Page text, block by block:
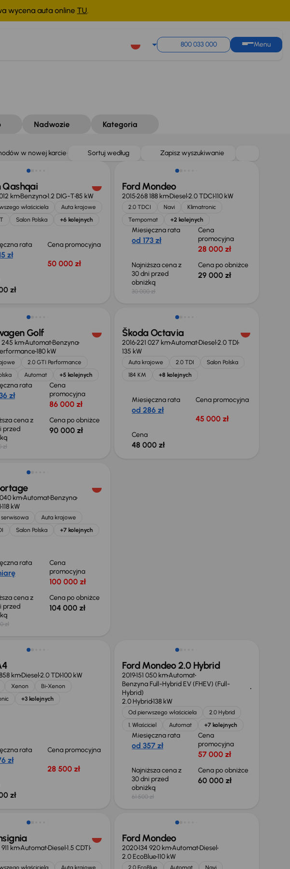
wycena auta online TU.
800 033 000 Menu
Nadwozie Kategoria
w nowej karcie Sortuj według Zapisz wyszukiwanie
Qashqai
kmBenzyna1.2 DIG-T85 kW
właściciela
Auta krajowe
Salon Polska +6 kolejnych
rata
zł
Cena promocyjna
50 000 zł
zł
Taniej o 1 000 zł
Ford Mondeo
2015268 188 kmDiesel2.0 TDCI110 kW
2.0 TDCI Navi
Klimatronic
Tempomat
+2 kolejnych
Miesięczna rata
od 173 zł
Cena
promocyjna
28 000 zł
Najniższa cena z
30 dni przed
obniżką
30 000 zł
Cena po obniżce
29 000 zł
o 2 000 zł
Golf
245 kmAutomatBenzyna
180 kW
2.0 GTI Performance
Automat +5 kolejnych
rata
zł
Cena
promocyjna
86 000 zł
cena z
przed
zł
Cena po obniżce
90 000 zł
Škoda Octavia
2016221 027 kmAutomatDiesel2.0 TDI
135 kW
Auta krajowe 2.0 TDI
Salon Polska
184 KM
+8 kolejnych
Miesięczna rata
od 286 zł
Cena promocyjna
45 000 zł
Cena
48 000 zł
1 000 zł
kmAutomatBenzyna
118 kW
serwisowa
Auta krajowe
Salon Polska +7 kolejnych
rata
Cena
promocyjna
100 000 zł
cena z
przed
zł
Cena po obniżce
104 000 zł
kmDiesel2.0 TDI100 kW
Xenon
Bi-Xenon
+3 kolejnych
rata
zł
Cena promocyjna
28 500 zł
zł
Ford Mondeo 2.0 Hybrid
2019151 050 kmAutomat
Benzyna Full-Hybrid EV (FHEV) (Full-
Hybrid)
2.0 Hybrid138 kW
Od pierwszego właściciela
2.0 Hybrid
1. Właściciel
Automat +7 kolejnych
Miesięczna rata
od 357 zł
Cena
promocyjna
57 000 zł
Najniższa cena z
30 dni przed
obniżką
61 500 zł
Cena po obniżce
60 000 zł
odliczenia VAT
kmAutomatDiesel1.5 CDTI
właściciela
Auta krajowe
Taniej o 1 000 zł
Ford Mondeo
2020134 920 kmAutomatDiesel
2.0 EcoBlue110 kW
2.0 EcoBlue Automat
Navi